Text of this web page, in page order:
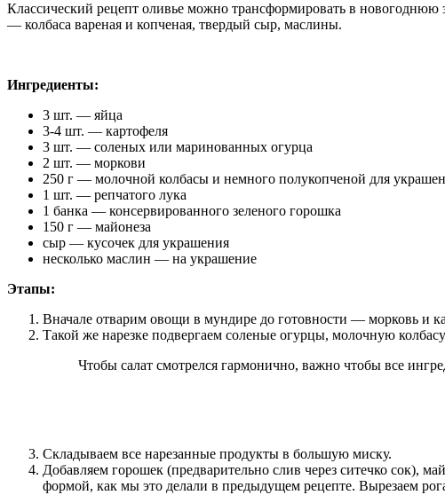
Классический рецепт оливье можно трансформировать в
— колбаса вареная и копченая, твердый сыр, маслины.
Ингредиенты:
3 шт. — яйца
3-4 шт. — картофеля
3 шт. — соленых или маринованных огурца
2 шт. — моркови
250 г — молочной колбасы и немного полукопченой для
1 шт. — репчатого лука
1 банка — консервированного зеленого горошка
150 г — майонеза
сыр — кусочек для украшения
несколько маслин — на украшение
Этапы:
Вначале отварим овощи в мундире до готовности — морковь и
Такой же нарезке подвергаем соленые огурцы, молочную
Чтобы салат смотрелся гармонично, важно чтобы все
Складываем все нарезанные продукты в большую миску.
Добавляем горошек (предварительно слив через ситечко сок),
формой, как мы это делали в предыдущем рецепте. Вырезаем